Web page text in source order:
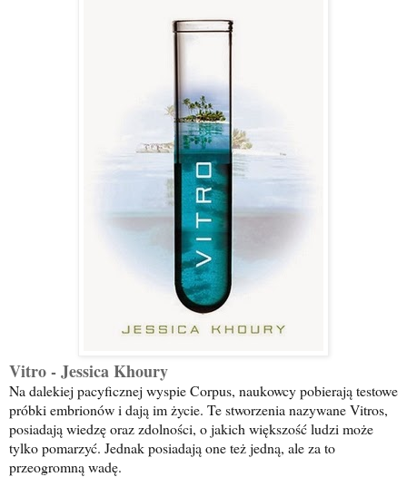
Vitro - Jessica Khoury
Na dalekiej pacyficznej wyspie Corpus, naukowcy pobierają testowe
próbki embrionów i dają im życie. Te stworzenia nazywane Vitros,
posiadają wiedzę oraz zdolności, o jakich większość ludzi może
tylko pomarzyć. Jednak posiadają one też jedną, ale za to
przeogromną wadę.